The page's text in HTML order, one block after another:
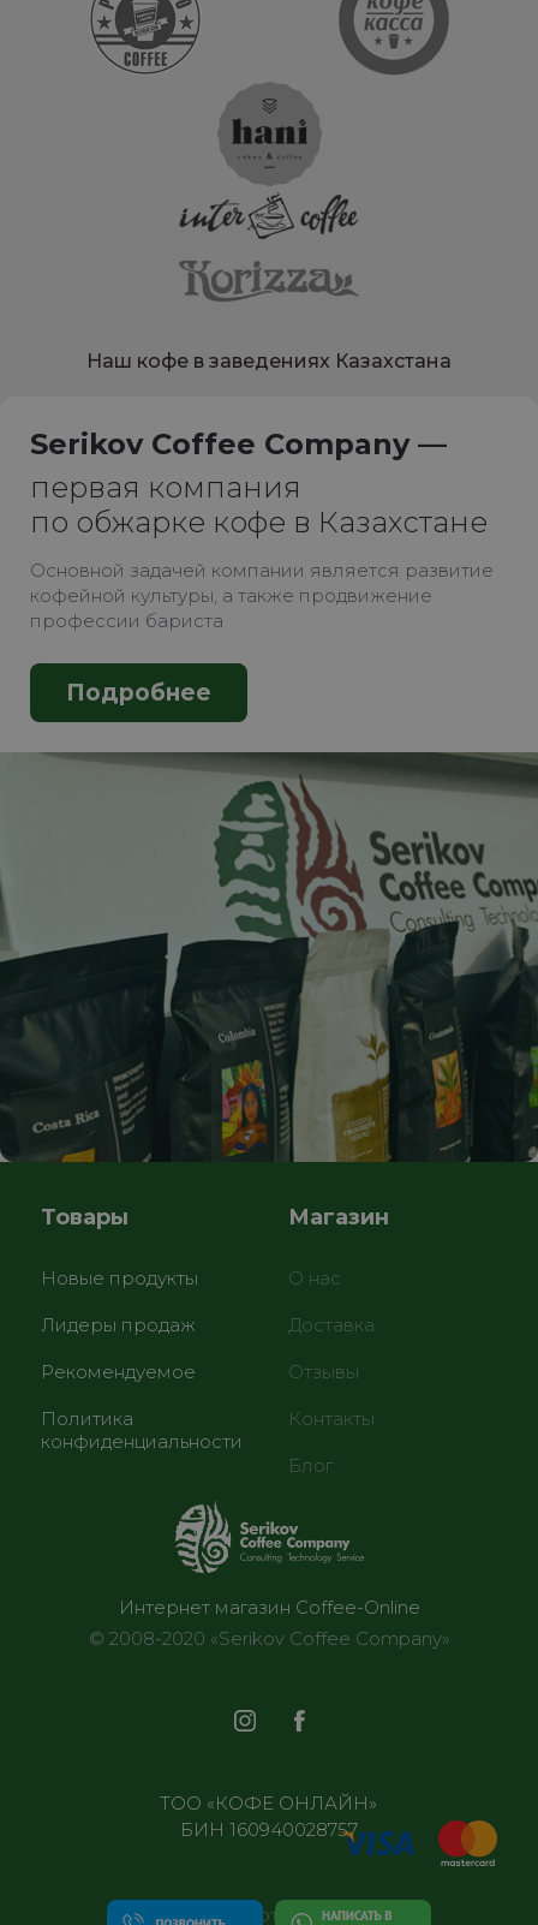
Наш кофе в заведениях Казахстана
Serikov Coffee Company —
первая компания
по обжарке кофе в Казахстане
Основной задачей компании является развитие
кофейной культуры, а также продвижение
профессии бариста
Подробнее
Товары
Новые продукты
Лидеры продаж
Рекомендуемое
Политика
конфиденциальности
Магазин
О нас
Доставка
Отзывы
Контакты
Блог
Интернет магазин Coffee-Online
© 2008-2020 «Serikov Coffee Company»
ТОО «КОФЕ ОНЛАЙН»
БИН 160940028757
Все отделения